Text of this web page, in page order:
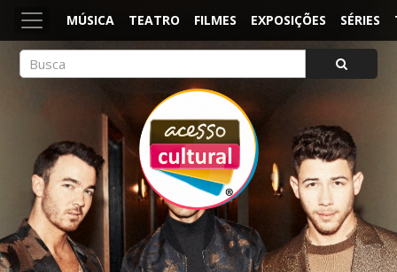
MÚSICA TEATRO FILMES EXPOSIÇÕES SÉRIES
ACESSO CULTURAL
Arte, Cultura Pop e Entretenimento